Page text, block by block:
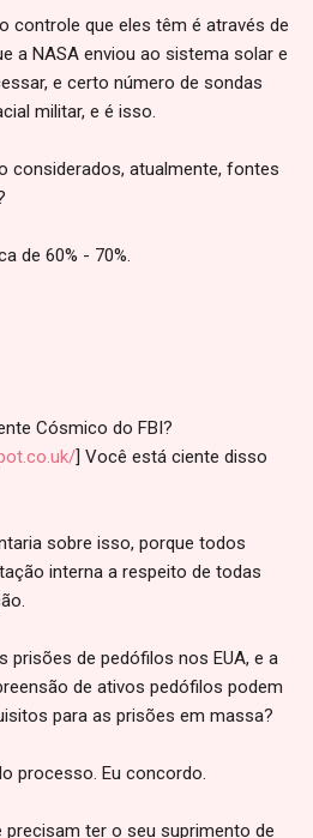
controle que eles têm é através de
a NASA enviou ao sistema solar e
e certo número de sondas
militar, e é isso.
considerados, atualmente, fontes
de 60% - 70%.
Cósmico do FBI?
] Você está ciente disso
sobre isso, porque todos
interna a respeito de todas
prisões de pedófilos nos EUA, e a
de ativos pedófilos podem
para as prisões em massa?
processo. Eu concordo.
ter o seu suprimento de